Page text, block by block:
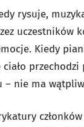
rysuje,
uczestników
Kiedy
ciało
– nie ma